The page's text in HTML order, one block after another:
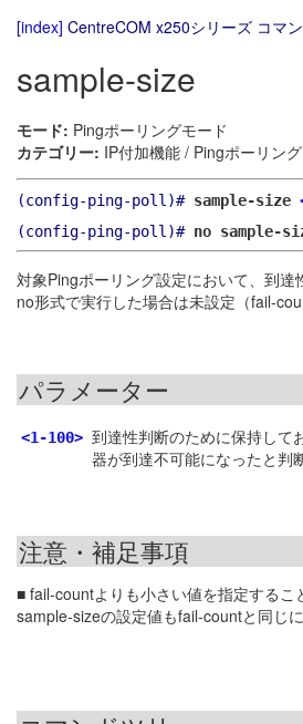
[index] CentreCOM x250シリーズ コマ
sample-size
モード: Pingポーリングモード
カテゴリー: IP付加機能 / Pingポーリング
(config-ping-poll)# sample-size
(config-ping-poll)# no sample-
対象Pingポーリング設定において、到
no形式で実行した場合は未設定（fail-
パラメーター
<1-100> 到達性判断のために保持して
器が到達不可能になったと判
注意・補足事項
■ fail-countよりも小さい値を指定するこ
sample-sizeの設定値もfail-countと同じ